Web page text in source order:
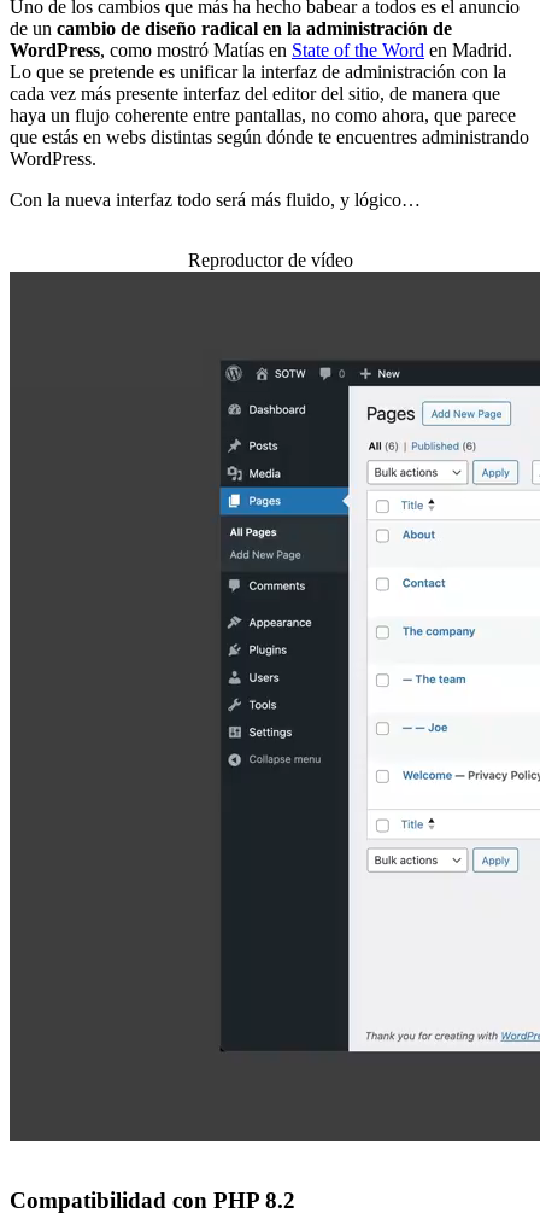
Uno de los cambios que más ha hecho babear a todos es el anuncio
de un cambio de diseño radical en la administración de
WordPress, como mostró Matías en State of the Word en Madrid.
Lo que se pretende es unificar la interfaz de administración con la
cada vez más presente interfaz del editor del sitio, de manera que
haya un flujo coherente entre pantallas, no como ahora, que parece
que estás en webs distintas según dónde te encuentres administrando
WordPress.
Con la nueva interfaz todo será más fluido, y lógico…
Reproductor de vídeo
Compatibilidad con PHP 8.2